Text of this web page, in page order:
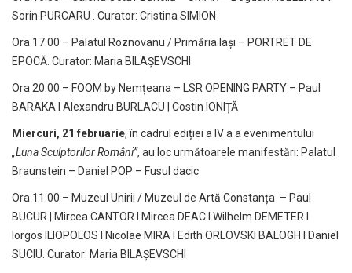
Sorin PURCARU . Curator: Cristina SIMION
Ora 17.00 – Palatul Roznovanu / Primăria Iași – PORTRET DE
EPOCĂ. Curator: Maria BILAȘEVSCHI
Ora 20.00 – FOOM by Nemțeana – LSR OPENING PARTY – Paul
BARAKA I Alexandru BURLACU | Costin IONIȚĂ
Miercuri, 21 februarie, în cadrul ediției a IV a a evenimentului
„Luna Sculptorilor Români”, au loc următoarele manifestări: Palatul
Braunstein – Daniel POP – Fusul dacic
Ora 11.00 – Muzeul Unirii / Muzeul de Artă Constanța – Paul
BUCUR | Mircea CANTOR I Mircea DEAC I Wilhelm DEMETER I
Iorgos ILIOPOLOS I Nicolae MIRA I Edith ORLOVSKI BALOGH I Daniel
SUCIU. Curator: Maria BILAȘEVSCHI